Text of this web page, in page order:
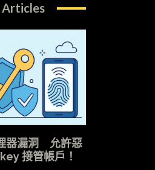
Articles
器漏洞 允許惡
接管帳戶！